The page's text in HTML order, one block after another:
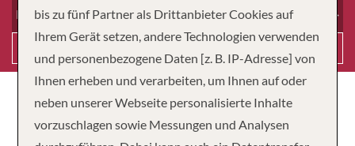
Reiseart
Karibik
bis zu fünf Partner als Drittanbieter Cookies auf
Ihrem Gerät setzen, andere Technologien verwenden
und personenbezogene Daten [z. B. IP-Adresse] von
Ihnen erheben und verarbeiten, um Ihnen auf oder
neben unserer Webseite personalisierte Inhalte
vorzuschlagen sowie Messungen und Analysen